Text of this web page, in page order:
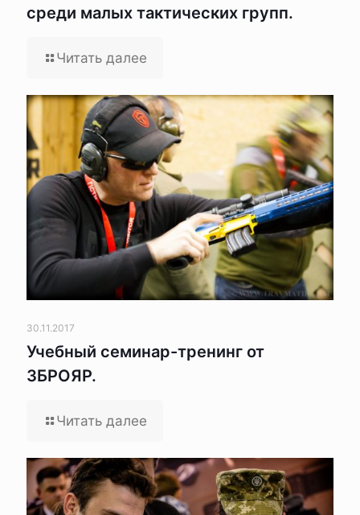
среди малых тактических групп.
Читать далее
30.11.2017
Учебный семинар-тренинг от
ЗБРОЯР.
Читать далее